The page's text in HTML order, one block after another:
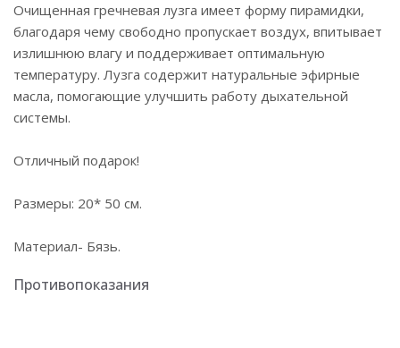
Очищенная гречневая лузга имеет форму пирамидки,
благодаря чему свободно пропускает воздух, впитывает
излишнюю влагу и поддерживает оптимальную
температуру. Лузга содержит натуральные эфирные
масла, помогающие улучшить работу дыхательной
системы.
Отличный подарок!
Размеры: 20* 50 см.
Материал- Бязь.
Противопоказания